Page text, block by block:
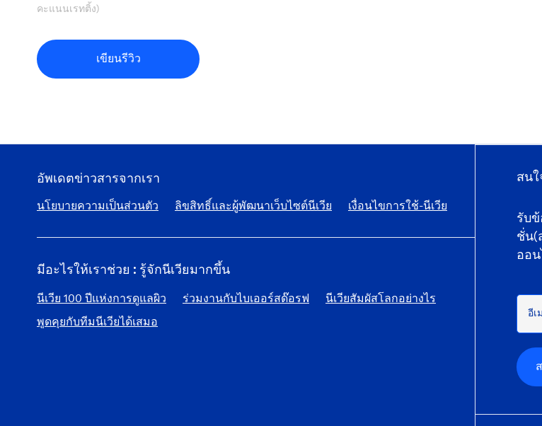
คะแนนเรทติ้ง)
เขียนรีวิว
อัพเดตข่าวสารจากเรา
นโยบายความเป็นส่วนตัว ลิขสิทธิ์และผู้พัฒนาเว็บไซต์นีเวีย เงื่อนไขการใช้-นีเวีย
มีอะไรให้เราช่วย : รู้จักนีเวียมากขึ้น
นีเวีย 100 ปีแห่งการดูแลผิว ร่วมงานกับไบเออร์สด๊อรฟ
นีเวียสัมผัสโลกอย่างไร
พูดคุยกับทีมนีเวียได้เสมอ
สน
รับ
ชั่น(
ออ
อีเ